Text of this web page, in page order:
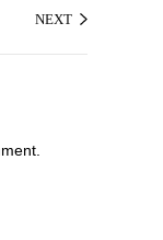
NEXT